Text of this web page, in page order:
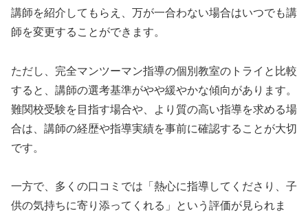
講師を紹介してもらえ、万が一合わない場合はいつでも講
師を変更することができます。
ただし、完全マンツーマン指導の個別教室のトライと比較
すると、講師の選考基準がやや緩やかな傾向があります。
難関校受験を目指す場合や、より質の高い指導を求める場
合は、講師の経歴や指導実績を事前に確認することが大切
です。
一方で、多くの口コミでは「熱心に指導してくださり、子
供の気持ちに寄り添ってくれる」という評価が見られま